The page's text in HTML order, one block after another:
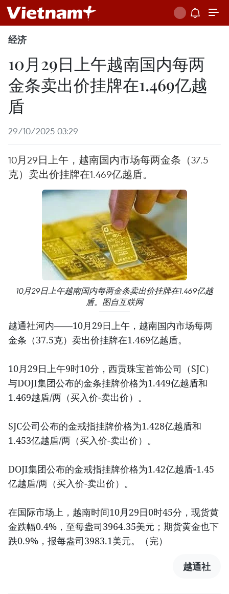
经济
10月29日上午越南国内每两
金条卖出价挂牌在1.469亿越
盾
29/10/2025 03:29
10月29日上午，越南国内市场每两金条（37.5
克）卖出价挂牌在1.469亿越盾。
10月29日上午越南国内每两金条卖出价挂牌在1.469亿越
盾。图自互联网
越通社河内——10月29日上午，越南国内市场每两
金条（37.5克）卖出价挂牌在1.469亿越盾。
10月29日上午9时10分，西贡珠宝首饰公司（SJC）
与DOJI集团公布的金条挂牌价格为1.449亿越盾和
1.469越盾/两（买入价-卖出价）。
SJC公司公布的金戒指挂牌价格为1.428亿越盾和
1.453亿越盾/两（买入价-卖出价）。
DOJI集团公布的金戒指挂牌价格为1.42亿越盾-1.45
亿越盾/两（买入价-卖出价）。
在国际市场上，越南时间10月29日0时45分，现货黄
金跌幅0.4%，至每盎司3964.35美元；期货黄金也下
跌0.9%，报每盎司3983.1美元。（完）
越通社